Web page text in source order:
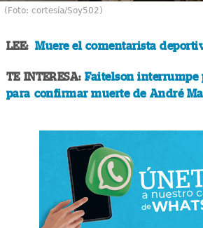
(Foto: cortesía/Soy502)
LEE:Muere el comentarista
TE INTERESA: Faitelson interrumpe
para confirmar muerte de André